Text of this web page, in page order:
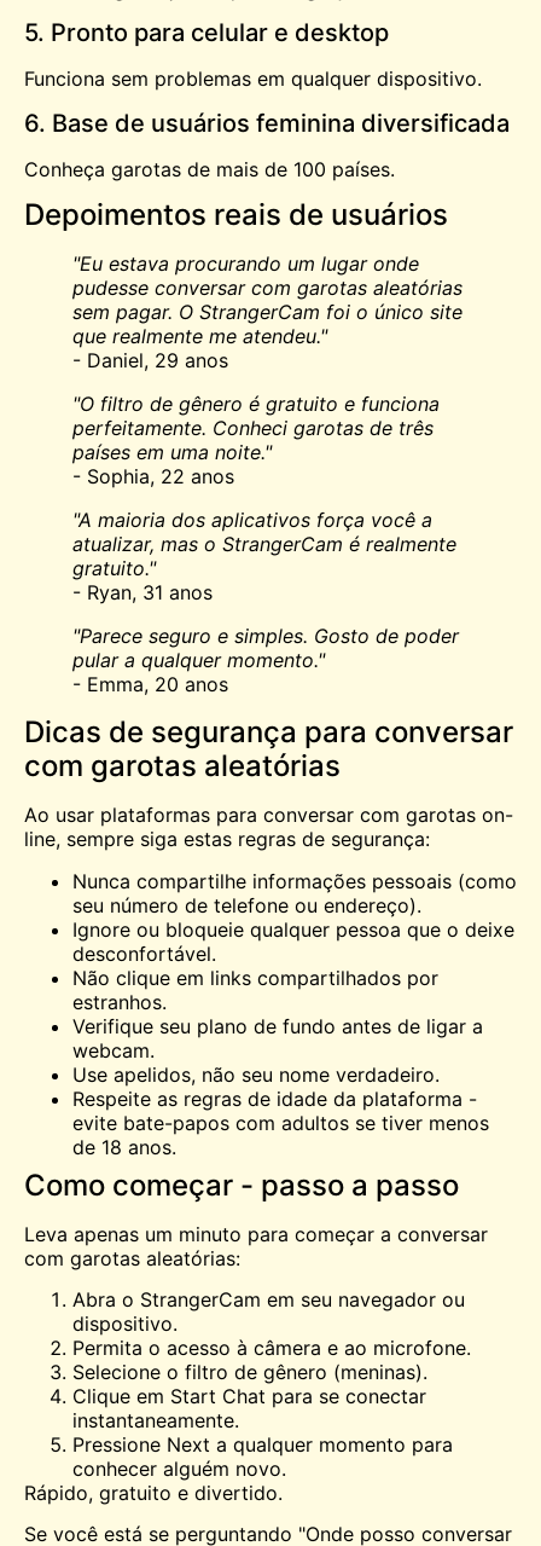
5. Pronto para celular e desktop
Funciona sem problemas em qualquer dispositivo.
6. Base de usuários feminina diversificada
Conheça garotas de mais de 100 países.
Depoimentos reais de usuários
"Eu estava procurando um lugar onde
pudesse conversar com garotas aleatórias
sem pagar. O StrangerCam foi o único site
que realmente me atendeu."
- Daniel, 29 anos
"O filtro de gênero é gratuito e funciona
perfeitamente. Conheci garotas de três
países em uma noite."
- Sophia, 22 anos
"A maioria dos aplicativos força você a
atualizar, mas o StrangerCam é realmente
gratuito."
- Ryan, 31 anos
"Parece seguro e simples. Gosto de poder
pular a qualquer momento."
- Emma, 20 anos
Dicas de segurança para conversar
com garotas aleatórias
Ao usar plataformas para conversar com garotas on-
line, sempre siga estas regras de segurança:
Nunca compartilhe informações pessoais (como
seu número de telefone ou endereço).
Ignore ou bloqueie qualquer pessoa que o deixe
desconfortável.
Não clique em links compartilhados por
estranhos.
Verifique seu plano de fundo antes de ligar a
webcam.
Use apelidos, não seu nome verdadeiro.
Respeite as regras de idade da plataforma -
evite bate-papos com adultos se tiver menos
de 18 anos.
Como começar - passo a passo
Leva apenas um minuto para começar a conversar
com garotas aleatórias:
Abra o StrangerCam em seu navegador ou
dispositivo.
Permita o acesso à câmera e ao microfone.
Selecione o filtro de gênero (meninas).
Clique em Start Chat para se conectar
instantaneamente.
Pressione Next a qualquer momento para
conhecer alguém novo.
Rápido, gratuito e divertido.
Se você está se perguntando "Onde posso conversar